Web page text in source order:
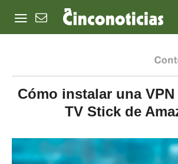
Cómo instalar una
TV Stick de